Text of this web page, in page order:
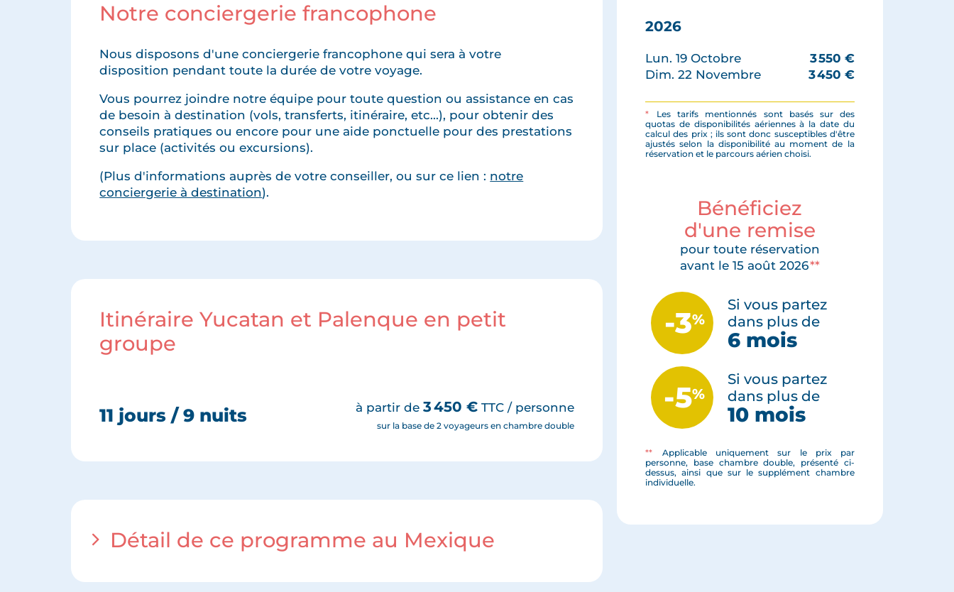
Notre conciergerie francophone
Nous disposons d'une conciergerie francophone qui sera à votre
disposition pendant toute la durée de votre voyage.
Vous pourrez joindre notre équipe pour toute question ou assistance en cas
de besoin à destination (vols, transferts, itinéraire, etc...), pour obtenir des
conseils pratiques ou encore pour une aide ponctuelle pour des prestations
sur place (activités ou excursions).
(Plus d'informations auprès de votre conseiller, ou sur ce lien : notre
conciergerie à destination).
Itinéraire Yucatan et Palenque en petit
groupe
11 jours / 9 nuits à partir de3 450€ TTC / personne
sur la base de 2 voyageurs en chambre double
Détail de ce programme au Mexique
2026
Lun. 19 Octobre 3 550 €
Dim. 22 Novembre
3 450 €
*
Les tarifs mentionnés sont basés sur des
quotas de disponibilités aériennes à la date du
calcul des prix ; ils sont donc susceptibles d'être
ajustés selon la disponibilité au moment de la
réservation et le parcours aérien choisi.
Bénéficiez
d'une remise
pour toute réservation
avant le 15 août 2026**
-3%
Si vous partez
dans plus de
6 mois
-5%
Si vous partez
dans plus de
10 mois
**
Applicable uniquement sur le prix par
personne, base chambre double, présenté ci-
dessus, ainsi que sur le supplément chambre
individuelle.